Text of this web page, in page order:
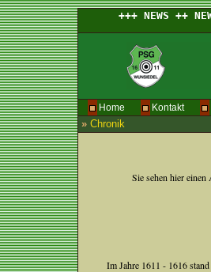
Home Kontakt
»Chronik
Sie sehen hier
Im Jahre 1611 - 1616